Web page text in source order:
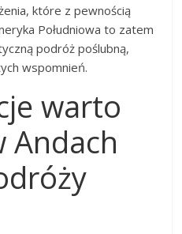
które z pewnością
Południowa to zatem
podróż poślubną,
wspomnień.
warto
Andach